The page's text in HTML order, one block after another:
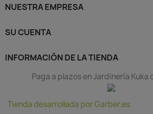
NUESTRA EMPRESA
SU CUENTA
INFORMACIÓN DE LA TIENDA
Paga a plazos en Jardinería Kuka
Tienda desarrollada por Garber.es